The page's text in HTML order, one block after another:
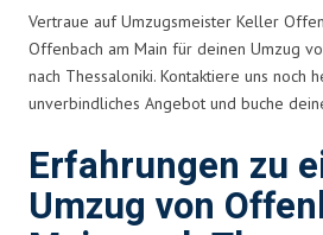
Vertraue auf Umzugsmeister Keller
Offenbach am Main für deinen Umzug
nach Thessaloniki. Kontaktiere uns noch
unverbindliches Angebot und buche
Erfahrungen zu
Umzug von